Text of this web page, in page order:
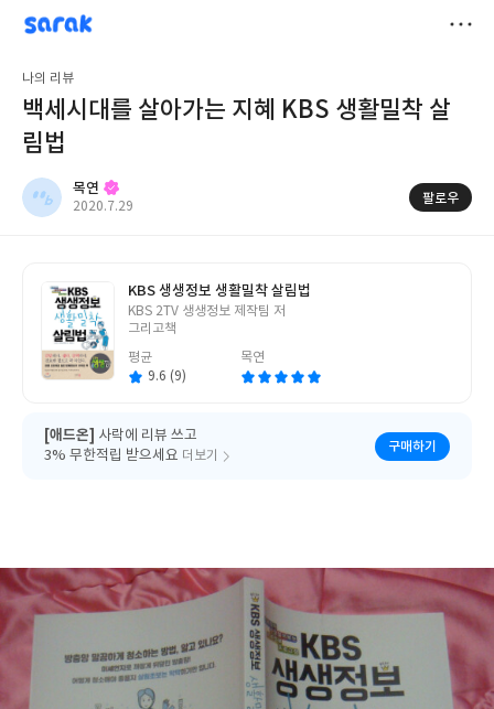
sarak
목연
나의 리뷰
백세시대를 살아가는 지혜 KBS 생활밀착 살
림법
목연
작
2020.7.29
팔로우
KBS 생생정보 생활밀착 살림법
글
쓴
KBS 2TV 생생정보 제작팀 저
그리고책
평균
9.6 (9)
목연
[애드온] 사락에 리뷰 쓰고
3% 무한적립 받으세요 더보기
구매하기